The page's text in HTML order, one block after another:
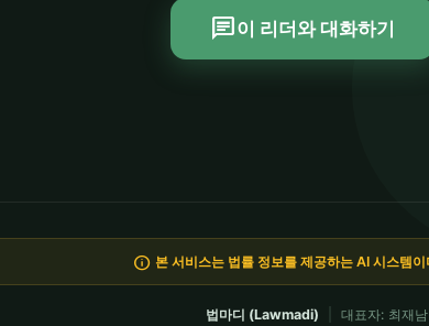
chat이 리더와 대화하기
info 본 서비스는 법률 정보를 제공하는 AI 시스템
법마디 (Lawmadi) 대표자: 최재남